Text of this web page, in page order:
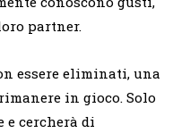
partner.
essere eliminati, una
in gioco. Solo
cercherà di